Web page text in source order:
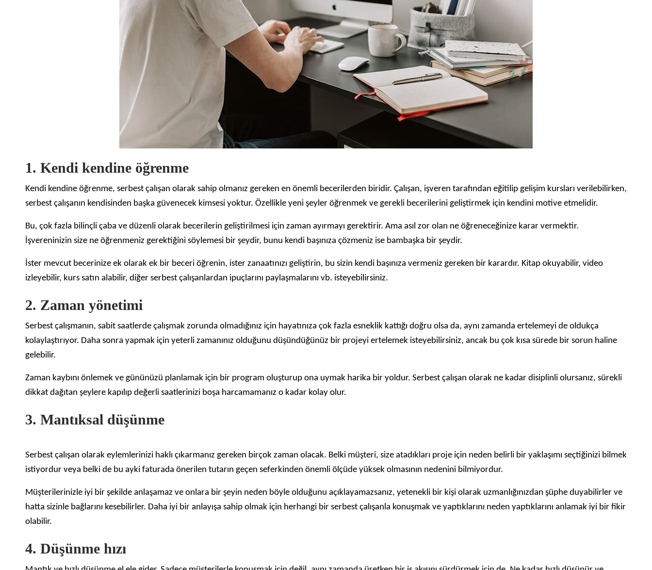
1. Kendi kendine öğrenme
Kendi kendine öğrenme, serbest çalışan olarak sahip olmanız gereken en önemli becerilerden biridir. Çalışan, işveren tarafından eğitilip gelişim kursları verilebilirken,
serbest çalışanın kendisinden başka güvenecek kimsesi yoktur. Özellikle yeni şeyler öğrenmek ve gerekli becerilerini geliştirmek için kendini motive etmelidir.
Bu, çok fazla bilinçli çaba ve düzenli olarak becerilerin geliştirilmesi için zaman ayırmayı gerektirir. Ama asıl zor olan ne öğreneceğinize karar vermektir.
İşvereninizin size ne öğrenmeniz gerektiğini söylemesi bir şeydir, bunu kendi başınıza çözmeniz ise bambaşka bir şeydir.
İster mevcut becerinize ek olarak ek bir beceri öğrenin, ister zanaatınızı geliştirin, bu sizin kendi başınıza vermeniz gereken bir karardır. Kitap okuyabilir, video
izleyebilir, kurs satın alabilir, diğer serbest çalışanlardan ipuçlarını paylaşmalarını vb. isteyebilirsiniz.
2. Zaman yönetimi
Serbest çalışmanın, sabit saatlerde çalışmak zorunda olmadığınız için hayatınıza çok fazla esneklik kattığı doğru olsa da, aynı zamanda ertelemeyi de oldukça
kolaylaştırıyor. Daha sonra yapmak için yeterli zamanınız olduğunu düşündüğünüz bir projeyi ertelemek isteyebilirsiniz, ancak bu çok kısa sürede bir sorun haline
gelebilir.
Zaman kaybını önlemek ve gününüzü planlamak için bir program oluşturup ona uymak harika bir yoldur. Serbest çalışan olarak ne kadar disiplinli olursanız, sürekli
dikkat dağıtan şeylere kapılıp değerli saatlerinizi boşa harcamamanız o kadar kolay olur.
3. Mantıksal düşünme
Serbest çalışan olarak eylemlerinizi haklı çıkarmanız gereken birçok zaman olacak. Belki müşteri, size atadıkları proje için neden belirli bir yaklaşımı seçtiğinizi bilmek
istiyordur veya belki de bu ayki faturada önerilen tutarın geçen seferkinden önemli ölçüde yüksek olmasının nedenini bilmiyordur.
Müşterilerinizle iyi bir şekilde anlaşamaz ve onlara bir şeyin neden böyle olduğunu açıklayamazsanız, yetenekli bir kişi olarak uzmanlığınızdan şüphe duyabilirler ve
hatta sizinle bağlarını kesebilirler. Daha iyi bir anlayışa sahip olmak için herhangi bir serbest çalışanla konuşmak ve yaptıklarını neden yaptıklarını anlamak iyi bir fikir
olabilir.
4. Düşünme hızı